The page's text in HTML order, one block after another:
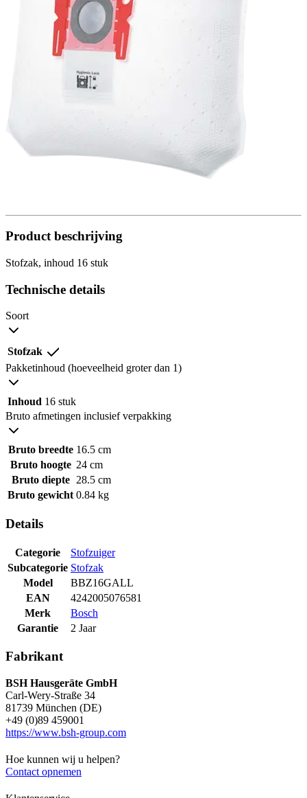
Product beschrijving
Stofzak, inhoud 16 stuk
Technische details
Soort
Stofzak
Pakketinhoud (hoeveelheid groter dan 1)
Inhoud 16 stuk
Bruto afmetingen inclusief verpakking
Bruto breedte 16.5 cm
Bruto hoogte 24 cm
Bruto diepte
28.5 cm
Bruto gewicht 0.84 kg
Details
Categorie
Stofzuiger
Subcategorie Stofzak
Model
BBZ16GALL
EAN
4242005076581
Merk
Bosch
Garantie
2 Jaar
Fabrikant
BSH Hausgeräte GmbH
Carl-Wery-Straße 34
81739 München (DE)
+49 (0)89 459001
https://www.bsh-group.com
Hoe kunnen wij u helpen?
Contact opnemen